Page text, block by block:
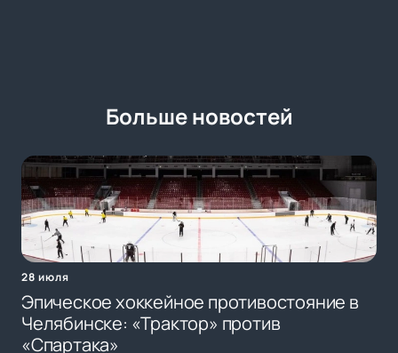
Больше новостей
28 июля
Эпическое хоккейное противостояние в
Челябинске: «Трактор» против
«Спартака»